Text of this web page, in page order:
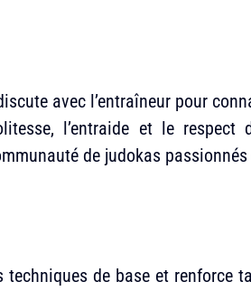
avec l’entraîneur pour
l’entraide et le respect
de judokas
techniques de base et renforce